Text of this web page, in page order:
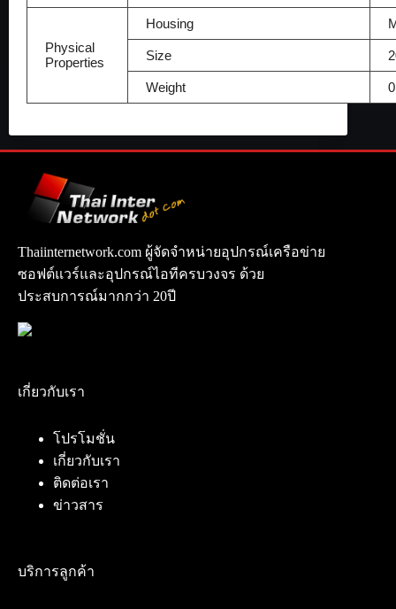
Physical
Properties
Housing
Size
Weight
Thaiinternetwork.com ผู้จัดจำหน่ายอุปกรณ์เครือข่าย
ซอฟต์แวร์และอุปกรณ์ไอทีครบวงจร ด้วย
ประสบการณ์มากกว่า 20ปี
เกี่ยวกับเรา
โปรโมชั่น
เกี่ยวกับเรา
ติดต่อเรา
ข่าวสาร
บริการลูกค้า